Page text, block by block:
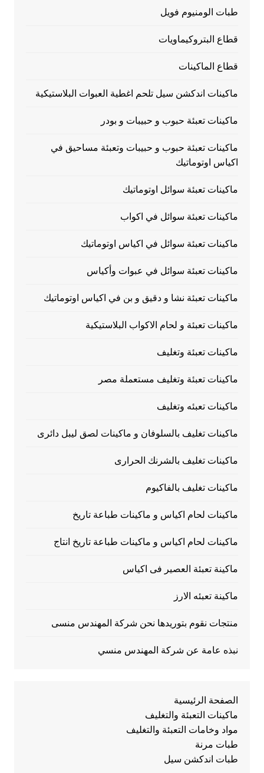
طبات الومنيوم فويل
قطاع البتروكيماويات
قطاع الماكينات
ماكينات اندكشن سيل تلحم اغطية العبوات البلاستيكية
ماكينات تعبئة حبوب و حبيبات و بودر
ماكينات تعبئة حبوب و حبيبات وتعبئة مساحيق في
اكياس اوتوماتيك
ماكينات تعبئة سوائل اوتوماتيك
ماكينات تعبئة سوائل في اكواب
ماكينات تعبئة سوائل في اكياس اوتوماتيك
ماكينات تعبئة سوائل في عبوات وأكياس
ماكينات تعبئة نشا و دقيق و بن في اكياس اوتوماتيك
ماكينات تعبئة و لحام الاكواب البلاستيكية
ماكينات تعبئة وتغليف
ماكينات تعبئة وتغليف مستعملة مصر
ماكينات تعبئه وتغليف
ماكينات تغليف بالسلوفان و ماكينات لصق ليبل دائرى
ماكينات تغليف بالشرنك الحرارى
ماكينات تغليف بالفاكيوم
ماكينات لحام اكياس و ماكينات طباعة تاريخ
ماكينات لحام اكياس و ماكينات طباعة تاريخ انتاج
ماكينة تعبئة العصير فى اكياس
ماكينة تعبئه الارز
منتجات نقوم بتوريدها نحن شركة المهندس منسى
نبذه عامة عن شركة المهندس منسي
الصفحة الرئيسية
ماكينات التعبئة والتغليف
مواد وخامات التعبئة والتغليف
طبات مرنة
طبات اندكشن سيل